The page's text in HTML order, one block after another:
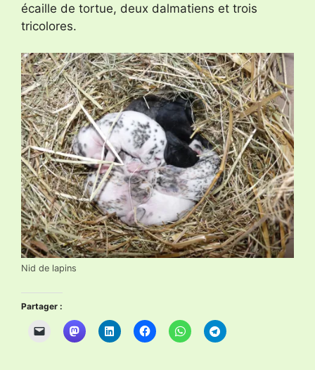
écaille de tortue, deux dalmatiens et trois
tricolores.
Nid de lapins
Partager :